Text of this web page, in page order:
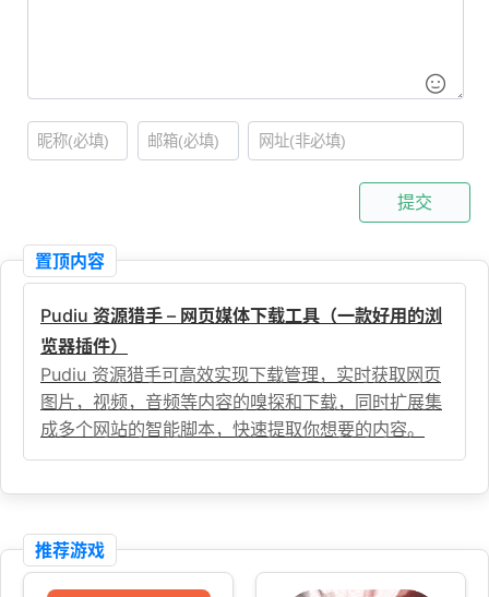
提交
置顶内容
Pudiu 资源猎手 – 网页媒体下载工具（一款好用的浏
览器插件）
Pudiu 资源猎手可高效实现下载管理，实时获取网页
图片，视频，音频等内容的嗅探和下载，同时扩展集
成多个网站的智能脚本，快速提取你想要的内容。
推荐游戏